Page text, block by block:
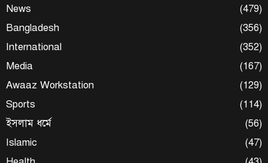
News
(479)
Bangladesh
(356)
International
(352)
Media
(167)
Awaaz Workstation
(129)
Sports
(114)
ইসলাম ধর্মে
(56)
Islamic
(47)